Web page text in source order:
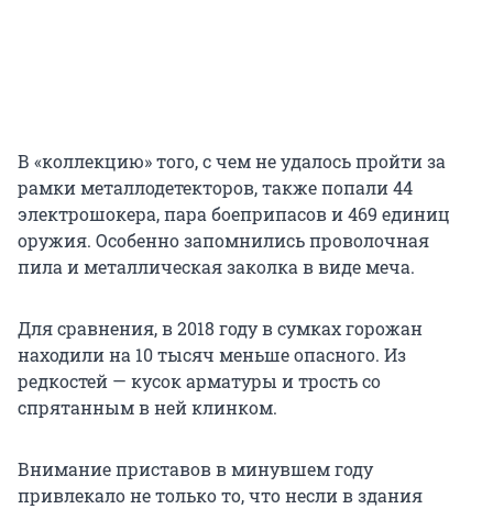
В «коллекцию» того, с чем не удалось пройти за
рамки металлодетекторов, также попали 44
электрошокера, пара боеприпасов и 469 единиц
оружия. Особенно запомнились проволочная
пила и металлическая заколка в виде меча.
Для сравнения, в 2018 году в сумках горожан
находили на 10 тысяч меньше опасного. Из
редкостей — кусок арматуры и трость со
спрятанным в ней клинком.
Внимание приставов в минувшем году
привлекало не только то, что несли в здания